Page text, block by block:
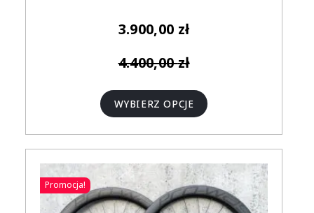
3.900,00 zł
4.400,00zł
WYBIERZ OPCJE
Promocja!